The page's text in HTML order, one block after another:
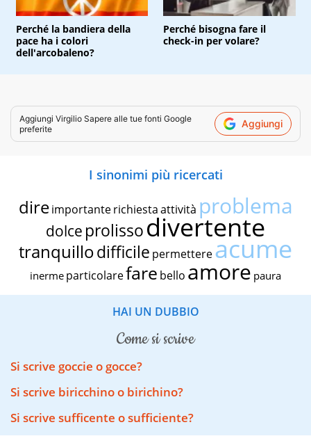
Perché la bandiera della
pace ha i colori
dell'arcobaleno?
Perché bisogna fare il
check-in per volare?
Aggiungi Virgilio Sapere alle tue fonti Google
preferite
Aggiungi
I sinonimi più ricercati
dire importante richiestaattività problema
dolce prolissodivertente
tranquillodifficile permettereacume
inerme particolarefare bello amore paura
HAI UN DUBBIO
come si scrive
Si scrive goccie o gocce?
Si scrive biricchino o birichino?
Si scrive sufficente o sufficiente?